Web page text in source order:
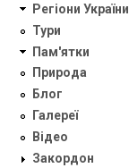
Регіони України
Тури
Пам'ятки
Природа
Блог
Галереї
Відео
Закордон